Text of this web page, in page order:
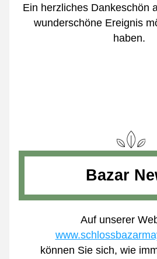
Ein herzliches Dankeschön
wunderschöne Ereignis
haben.
Bazar
Auf unserer
können Sie sich, wie